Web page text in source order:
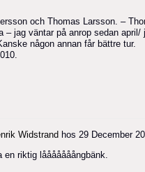
och Thomas Larsson. –
– jag väntar på anrop sedan
någon annan får bättre tur.
Widstrand hos 29 December
en riktig lååååååångbänk.